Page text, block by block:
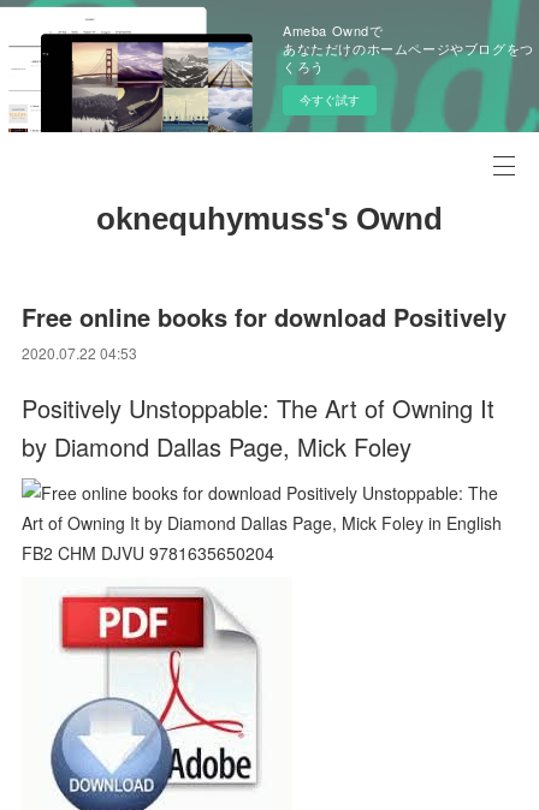
Ameba Owndで
あなただけのホームページやブログをつ
くろう
今すぐ試す
oknequhymuss's Ownd
Free online books for download Positively
2020.07.22 04:53
Positively Unstoppable: The Art of Owning It
by Diamond Dallas Page, Mick Foley